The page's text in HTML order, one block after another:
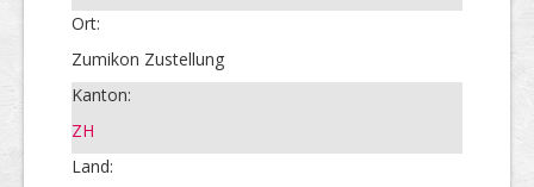
Ort:
Zumikon Zustellung
Kanton:
ZH
Land: